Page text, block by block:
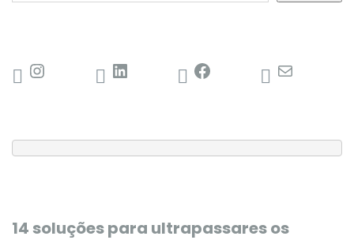
14 soluções para ultrapassares os